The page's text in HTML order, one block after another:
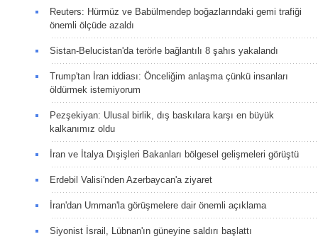
Reuters: Hürmüz ve Babülmendep boğazlarındaki gemi trafiği
önemli ölçüde azaldı
Sistan-Belucistan'da terörle bağlantılı 8 şahıs yakalandı
Trump'tan İran iddiası: Önceliğim anlaşma çünkü insanları
öldürmek istemiyorum
Pezşekiyan: Ulusal birlik, dış baskılara karşı en büyük
kalkanımız oldu
İran ve İtalya Dışişleri Bakanları bölgesel gelişmeleri görüştü
Erdebil Valisi'nden Azerbaycan'a ziyaret
İran'dan Umman'la görüşmelere dair önemli açıklama
Siyonist İsrail, Lübnan'ın güneyine saldırı başlattı